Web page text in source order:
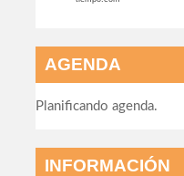
AGENDA
Planificando agenda.
INFORMACIÓN